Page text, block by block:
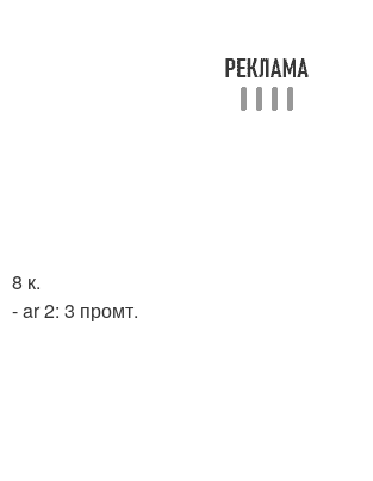
8 к.
- ar 2: 3 промт.